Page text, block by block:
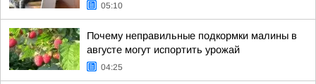
05:10
Почему неправильные подкормки малины в
августе могут испортить урожай
04:25